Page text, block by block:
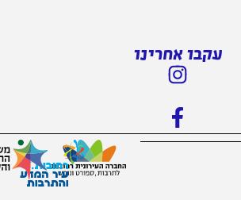
עקבו אחרינו